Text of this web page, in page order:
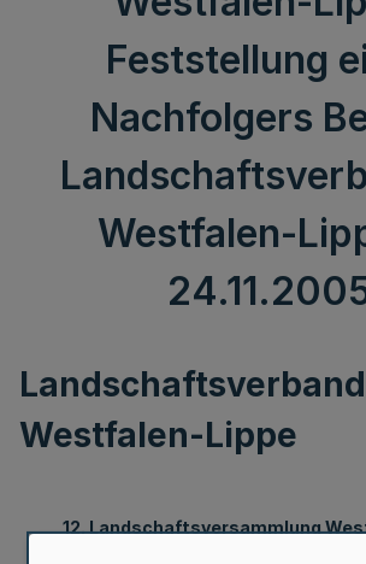
Feststellung
Nachfolgers
Westfalen-
Landschaftsverband
Westfalen-Lippe
12. Landschaftsversammlung